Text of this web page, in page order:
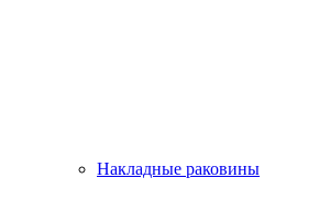
Накладные раковины